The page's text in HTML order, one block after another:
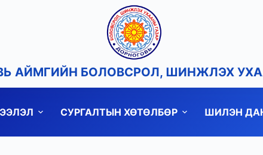
АЙМГИЙН БОЛОВСРОЛ, ШИНЖЛЭХ
СУРГАЛТЫН ХӨТӨЛБӨР ШИЛЭН